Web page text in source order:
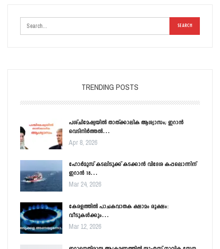
TRENDING POSTS
പശ്ചിമേഷ്യയിൽ താത്ക്കാലിക ആശ്വാസം; ഇറാൻ
വെടിനിർത്തൽ…
Apr 8, 2026
ഹോർമൂസ് കടലിടുക്ക് കടക്കാൻ വിദേശ കപ്പലൊന്നിന്
ഇറാൻ 18…
Mar 24, 2026
കേരളത്തിൽ പാചകവാതക ക്ഷാമം രൂക്ഷം:
വീടുകൾക്കും…
Mar 12, 2026